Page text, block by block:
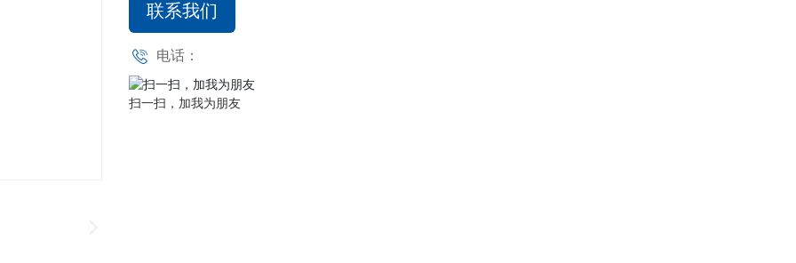
联系我们
电话：
扫一扫，加我为朋友